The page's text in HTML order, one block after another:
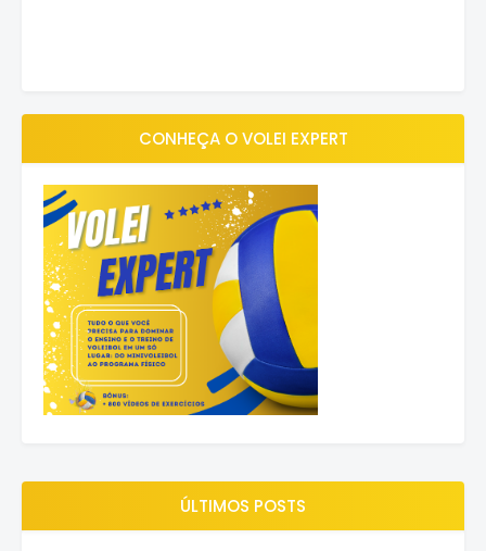
CONHEÇA O VOLEI EXPERT
ÚLTIMOS POSTS